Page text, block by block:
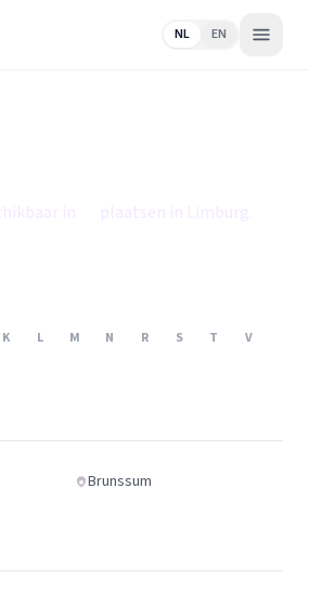
NL EN
K L M N R S T
V
Brunssum